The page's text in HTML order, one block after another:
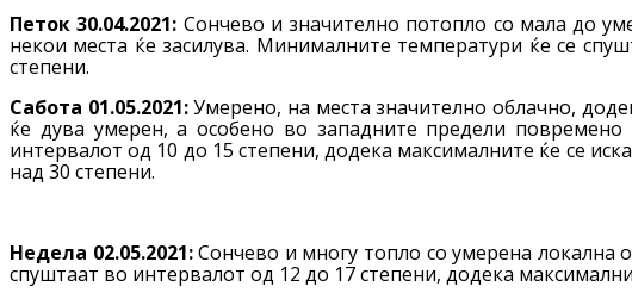
Петок 30.04.2021: Сончево и значително потопло со мала до
некои места ќе засилува. Минималните температури ќе се
степени.
Сабота 01.05.2021:Умерено, на места значително облачно,
ќе дува умерен, а особено во западните предели
интервалот од 10 до 15 степени, додека максималните ќе се
над 30 степени.
Недела 02.05.2021:Сончево и многу топло со умерена локална
спуштаат во интервалот од 12 до 17 степени, додека